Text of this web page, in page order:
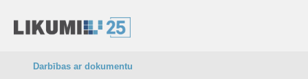
Darbības ar dokumentu